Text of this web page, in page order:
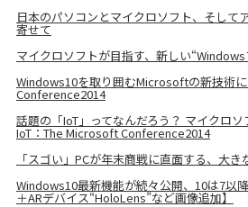
日本のパソコンとマイクロソフト、そして
寄せて
マイクロソフトが目指す、新しい
Windows10を取り囲むMicrosoftの新技術
Conference2014
話題の「IoT」ってなんだろう？ マイクロ
IoT：The Microsoft Conference2014
「スゴい」PCが年末商戦に直面する、大き
Windows10最新機能が続々公開、10は7以
＋ARデバイス“HoloLens”など画像追加】